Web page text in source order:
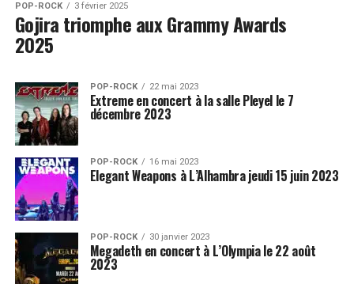
POP-ROCK 3 février 2025
Gojira triomphe aux Grammy Awards
2025
POP-ROCK 22 mai 2023
Extreme en concert à la salle Pleyel le 7
décembre 2023
POP-ROCK 16 mai 2023
Elegant Weapons à L’Alhambra jeudi 15 juin 2023
POP-ROCK 30 janvier 2023
Megadeth en concert à L’Olympia le 22 août
2023